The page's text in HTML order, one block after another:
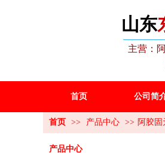
山东
主营：
首页 公司简
首页 >> 产品中心 >> 阿胶固
产品中心